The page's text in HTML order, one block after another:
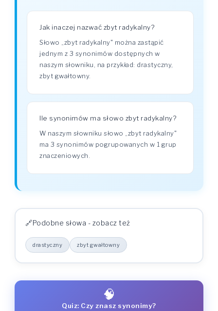
Jak inaczej nazwać zbyt radykalny?
Słowo „zbyt radykalny" można zastąpić
jednym z 3 synonimów dostępnych w
naszym słowniku, na przykład: drastyczny,
zbyt gwałtowny.
Ile synonimów ma słowo zbyt radykalny?
W naszym słowniku słowo „zbyt radykalny"
ma 3 synonimów pogrupowanych w 1 grup
znaczeniowych.
Podobne słowa - zobacz też
drastyczny zbyt gwałtowny
🧠
Quiz: Czy znasz synonimy?